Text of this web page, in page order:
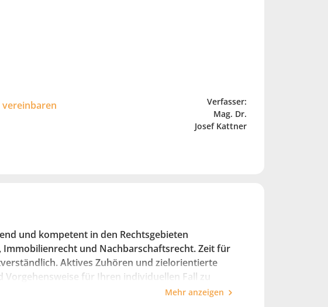
vereinbaren
Verfasser:
Mag. Dr.
Josef Kattner
und kompetent in den Rechtsgebieten
und Nachbarschaftsrecht. Zeit für
Aktives Zuhören und zielorientierte
Vorgehensweise für Ihren individuellen Fall zu
häufig zu einem optimalen Ergebnis.Mehr anzeigen